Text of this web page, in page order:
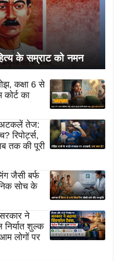
के सम्राट को नमन
कक्षा 6 से
कोर्ट का
अटकलें तेज:
रिपोर्ट्स,
तक की पूरी
जैसी बर्फ
सोच के
ने
शुल्क
लोगों पर